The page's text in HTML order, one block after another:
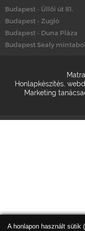
Budapest - Üllői út 81.
Budapest - Zugló
Budapest - Duna Pláza
Budapest Sealy
Honlapkészítés
Marketing
A honlapon használt sütik